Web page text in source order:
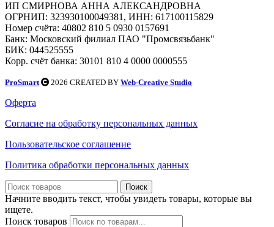
ИП СМИРНОВА АННА АЛЕКСАНДРОВНА
ОГРНИП: 323930100049381, ИНН: 617100115829
Номер счёта: 40802 810 5 0930 0157691
Банк: Московский филиал ПАО "Промсвязьбанк"
БИК: 044525555
Корр. счёт банка: 30101 810 4 0000 0000555
ProSmart 2026 CREATED BY Web-Creative Studio
Оферта
Согласие на обработку персональных данных
Пользовательское соглашение
Политика обработки персональных данных
Поиск
Начните вводить текст, чтобы увидеть товары, которые вы
ищете.
Поиск товаров